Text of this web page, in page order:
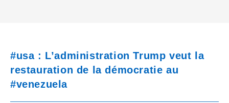
#usa : L’administration Trump veut la
restauration de la démocratie au
#venezuela